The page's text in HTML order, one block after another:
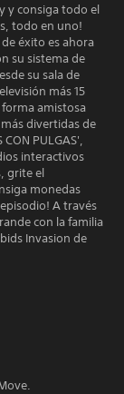
y consiga todo el
todo en uno!
éxito es ahora
su sistema de
su sala de
más 15
amistosa
divertidas de
CON PULGAS',
interactivos
grite el
monedas
A través
con la familia
Invasion de